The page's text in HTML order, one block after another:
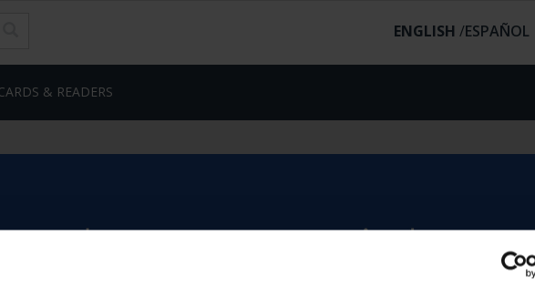
ENGLISH /
& READERS